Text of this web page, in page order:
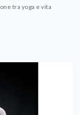
tra yoga e vita